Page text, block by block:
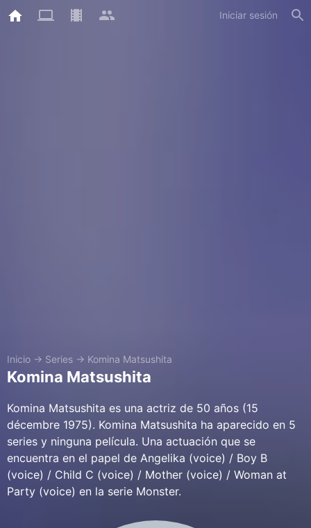
Iniciar sesión
Inicio → Series → Komina Matsushita
Komina Matsushita
Komina Matsushita es una actriz de 50 años (15
décembre 1975). Komina Matsushita ha aparecido en 5
series y ninguna película. Una actuación que se
encuentra en el papel de Angelika (voice) / Boy B
(voice) / Child C (voice) / Mother (voice) / Woman at
Party (voice) en la serie Monster.